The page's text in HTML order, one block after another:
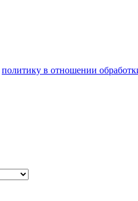
политику в отношении